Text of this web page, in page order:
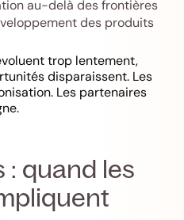
au-delà des frontières
des produits
trop lentement,
disparaissent. Les
Les partenaires
: quand les